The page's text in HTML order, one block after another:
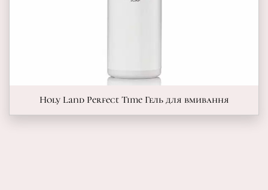
Holy Land Perfect Time Гель для вмивання